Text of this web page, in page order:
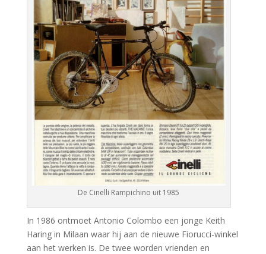
De Cinelli Rampichino uit 1985
In 1986 ontmoet Antonio Colombo een jonge Keith
Haring in Milaan waar hij aan de nieuwe Fiorucci-winkel
aan het werken is. De twee worden vrienden en